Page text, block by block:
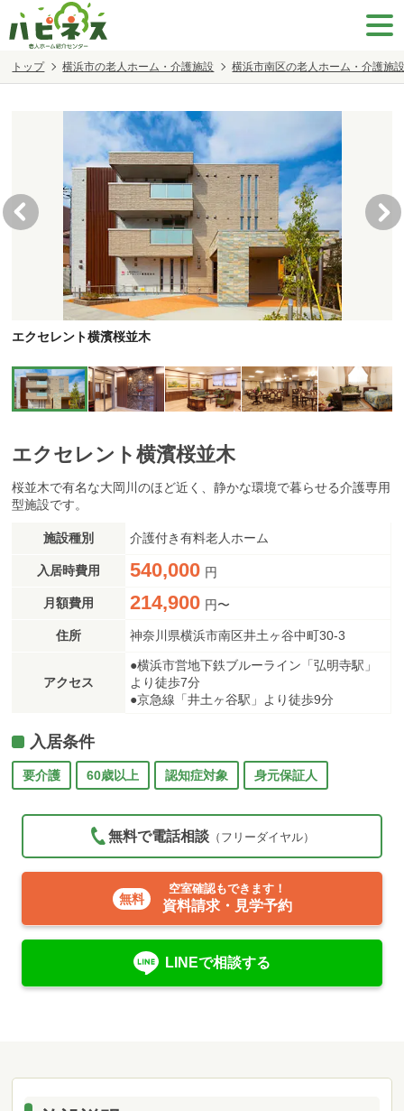
トップ 横浜市の老人ホーム・介護施設 横浜市南区の老人ホーム・介護施
エクセレント横濱桜並木
エクセレント横濱桜並木
桜並木で有名な大岡川のほど近く、静かな環境で暮らせる介護専用
型施設です。
施設種別 介護付き有料老人ホーム
入居時費用 540,000 円
月額費用 214,900 円〜
住所 神奈川県横浜市南区井土ヶ谷中町30-3
アクセス
●横浜市営地下鉄ブルーライン「弘明寺駅」
より徒歩7分
●京急線「井土ヶ谷駅」より徒歩9分
入居条件
要介護 60歳以上 認知症対象 身元保証人
無料で電話相談（フリーダイヤル）
空室確認もできます！
資料請求・見学予約
LINEで相談する